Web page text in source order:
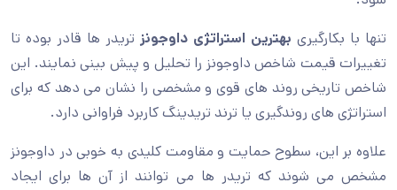
تنها با بکارگیری بهترین استراتژی داوجونز تریدر ها قادر بوده تا
تغییرات قیمت شاخص داوجونز را تحلیل و پیش بینی نمایند. این
شاخص تاریخی روند های قوی و مشخصی را نشان می دهد که برای
استراتژی های روندگیری یا ترند تریدینگ کاربرد فراوانی دارد.
علاوه بر این، سطوح حمایت و مقاومت کلیدی به خوبی در داوجونز
مشخص می شوند که تریدر ها می توانند از آن ها برای ایجاد